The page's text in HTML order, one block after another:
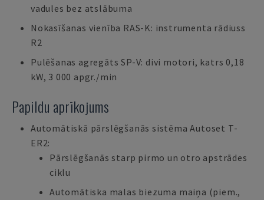
vadules bez atslābuma
Nokasīšanas vienība RAS-K: instrumenta rādiuss
R2
Pulēšanas agregāts SP-V: divi motori, katrs 0,18
kW, 3 000 apgr./min
Papildu aprīkojums
Automātiskā pārslēgšanās sistēma Autoset T-
ER2:
Pārslēgšanās starp pirmo un otro apstrādes
ciklu
Automātiska malas biezuma maiņa (piem.,